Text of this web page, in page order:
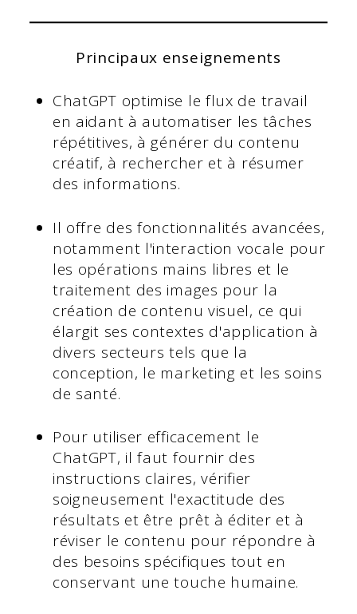
Principaux enseignements
ChatGPT optimise le flux de travail
en aidant à automatiser les tâches
répétitives, à générer du contenu
créatif, à rechercher et à résumer
des informations.
Il offre des fonctionnalités avancées,
notamment l'interaction vocale pour
les opérations mains libres et le
traitement des images pour la
création de contenu visuel, ce qui
élargit ses contextes d'application à
divers secteurs tels que la
conception, le marketing et les soins
de santé.
Pour utiliser efficacement le
ChatGPT, il faut fournir des
instructions claires, vérifier
soigneusement l'exactitude des
résultats et être prêt à éditer et à
réviser le contenu pour répondre à
des besoins spécifiques tout en
conservant une touche humaine.